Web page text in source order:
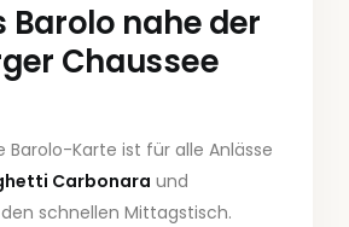
Barolo nahe der
Chaussee
Barolo-Karte ist für alle Anlässe
Carbonara und
schnellen Mittagstisch.